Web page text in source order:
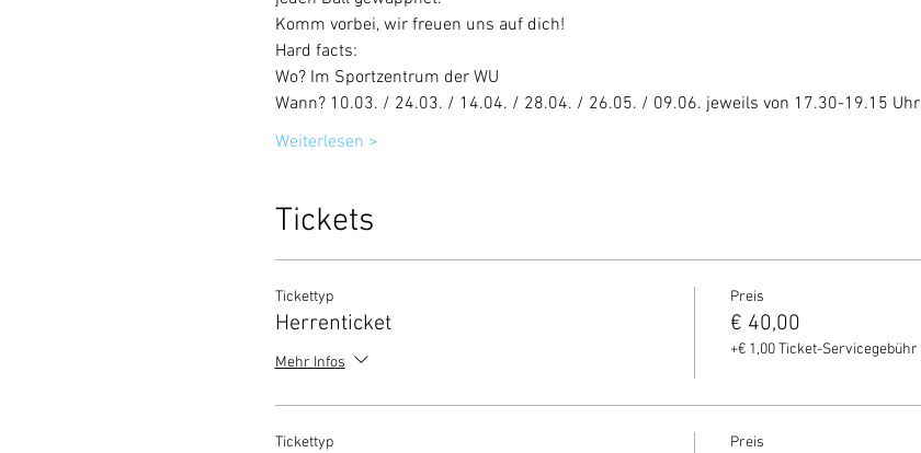
Komm vorbei, wir freuen uns auf dich!
Hard facts:
Wo? Im Sportzentrum der WU
Wann? 10.03. / 24.03. / 14.04. / 28.04. / 26.05. / 09.06. jeweils von 17.30-19.15 Uhr
Weiterlesen >
Tickets
Tickettyp
Herrenticket
Mehr Infos
Preis
€ 40,00
+€ 1,00 Ticket-Servicegebühr
Tickettyp Preis